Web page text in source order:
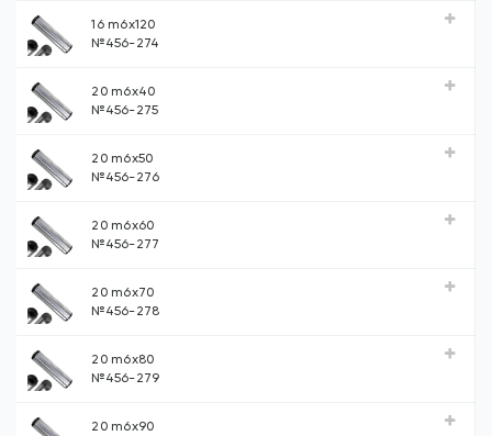
16 m6х120
№456-274
20 m6х40
№456-275
20 m6х50
№456-276
20 m6х60
№456-277
20 m6х70
№456-278
20 m6х80
№456-279
20 m6х90